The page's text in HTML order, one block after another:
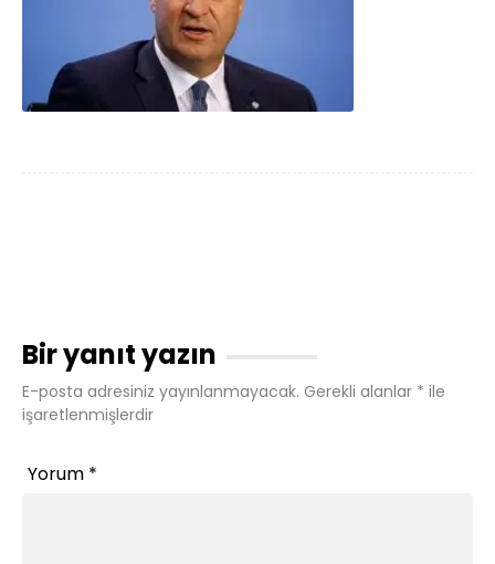
Bir yanıt yazın
E-posta adresiniz yayınlanmayacak. Gerekli alanlar * ile
işaretlenmişlerdir
Yorum *